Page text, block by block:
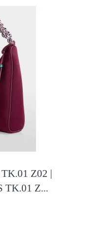
Z02 |
TK.01 Z...